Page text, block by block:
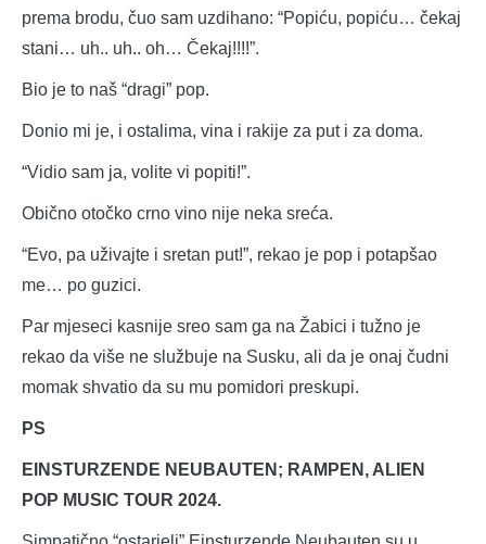
prema brodu, čuo sam uzdihano: “Popiću, popiću… čekaj
stani… uh.. uh.. oh… Čekaj!!!!”.
Bio je to naš “dragi” pop.
Donio mi je, i ostalima, vina i rakije za put i za doma.
“Vidio sam ja, volite vi popiti!”.
Obično otočko crno vino nije neka sreća.
“Evo, pa uživajte i sretan put!”, rekao je pop i potapšao
me… po guzici.
Par mjeseci kasnije sreo sam ga na Žabici i tužno je
rekao da više ne službuje na Susku, ali da je onaj čudni
momak shvatio da su mu pomidori preskupi.
PS
EINSTURZENDE NEUBAUTEN; RAMPEN, ALIEN
POP MUSIC TOUR 2024.